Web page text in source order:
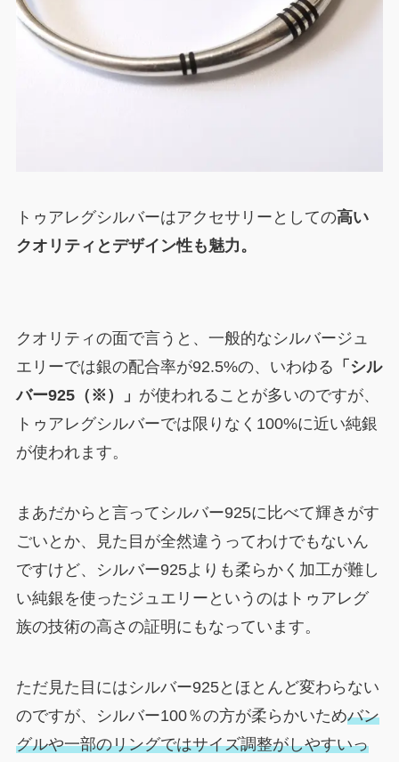
トゥアレグシルバーはアクセサリーとしての高い
クオリティとデザイン性も魅力。
クオリティの面で言うと、一般的なシルバージュ
エリーでは銀の配合率が92.5%の、いわゆる 「シル
バー925（※）」 が使われることが多いのですが、
トゥアレグシルバーでは限りなく100%に近い純銀
が使われます。
まあだからと言ってシルバー925に比べて輝きがす
ごいとか、見た目が全然違うってわけでもないん
ですけど、シルバー925よりも柔らかく加工が難し
い純銀を使ったジュエリーというのはトゥアレグ
族の技術の高さの証明にもなっています。
ただ見た目にはシルバー925とほとんど変わらない
のですが、シルバー100％の方が柔らかいためバン
グルや一部のリングではサイズ調整がしやすいっ